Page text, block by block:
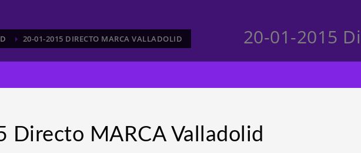
20-01-2015 DIRECTO MARCA VALLADOLID 20-01-2015
Directo MARCA Valladolid